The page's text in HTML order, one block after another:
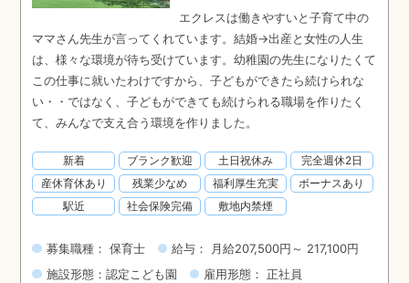
エクレスは働きやすいと子育て中の
ママさん先生が言ってくれています。結婚→出産と女性の人生
は、様々な環境が待ち受けています。幼稚園の先生になりたくて
この仕事に就いたわけですから、子どもができたら続けられな
い・・ではなく、子どもができても続けられる職場を作りたく
て、みんなで支え合う環境を作りました。
新着 ブランク歓迎 土日祝休み
完全週休2日
産休育休あり
残業少なめ 福利厚生充実
ボーナスあり
駅近
社会保険完備 敷地内禁煙
募集職種： 保育士
給与： 月給207,500円～ 217,100円
施設形態：認定こども園
雇用形態： 正社員